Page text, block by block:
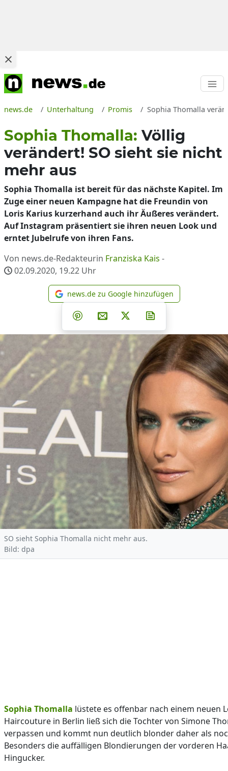
news.de Unterhaltung Promis Sophia Thomalla
Sophia Thomalla: Völlig
verändert! SO sieht sie nicht
mehr aus
Sophia Thomalla ist bereit für das nächste Kapitel. Im
Zuge einer neuen Kampagne hat die Freundin von
Loris Karius kurzerhand auch ihr Äußeres verändert.
Auf Instagram präsentiert sie ihren neuen Look und
erntet Jubelrufe von ihren Fans.
Von news.de-Redakteurin Franziska Kais -
02.09.2020, 19.22 Uhr
news.de zu Google
news.de zu Google hinzufügen
Teilen auf Facebook
Teilen auf Whatsapp
Teilen auf Telegram
Teilen auf Pinterest
Per E-Mail teilen
Post auf X
SO sieht Sophia Thomalla nicht mehr aus.
Bild: dpa
Sophia Thomalla lüstete es offenbar nach einem neuen
Haircouture in Berlin ließ sich die Tochter von Simone
verpassen und kommt nun deutlich blonder daher als
Besonders die auffälligen Blondierungen der vorderen
Hingucker.